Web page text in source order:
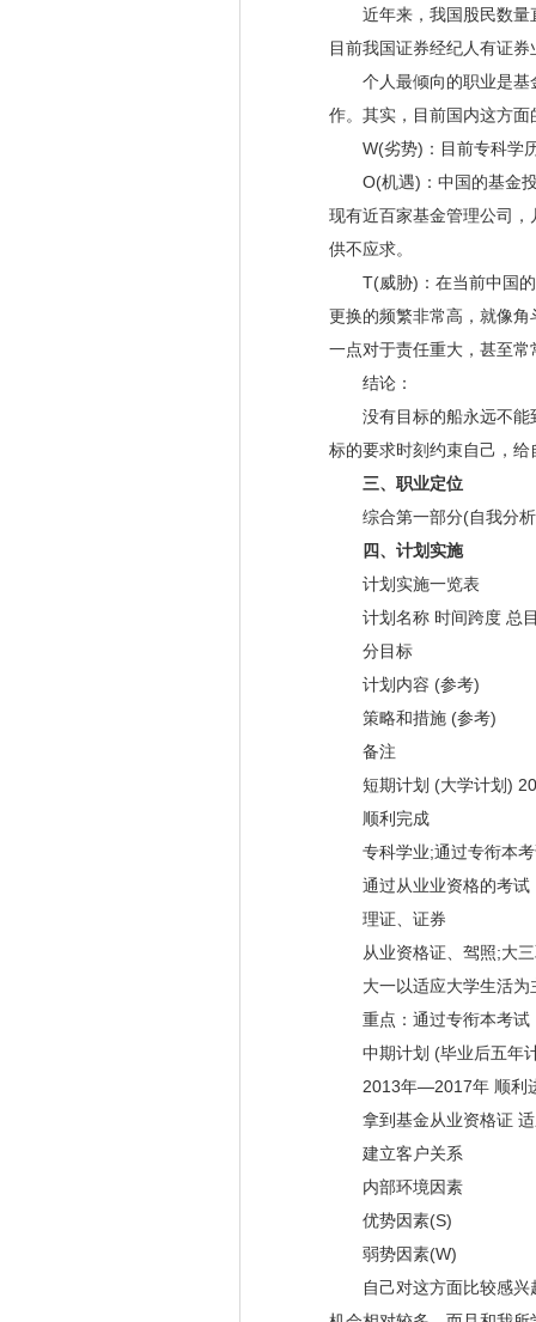
近年来，我国股民数量
目前我国证券经纪人有证
个人最倾向的职业是基
作。其实，目前国内这方
W(劣势)：目前专科学历
O(机遇)：中国的基金投
现有近百家基金管理公司
供不应求。
T(威胁)：在当前中国的
更换的频繁非常高，就像
一点对于责任重大，甚至
结论：
没有目标的船永远不能
标的要求时刻约束自己，
三、职业定位
综合第一部分(自我分析)
四、计划实施
计划实施一览表
计划名称 时间跨度 总
分目标
计划内容 (参考)
策略和措施 (参考)
备注
短期计划 (大学计划)
顺利完成
专科学业;通过专衔本考
通过从业业资格的考试
理证、证券
从业资格证、驾照;大三
大一以适应大学生活为
重点：通过专衔本考试
中期计划 (毕业后五年
2013年—2017年 顺利进
拿到基金从业资格证 适
建立客户关系
内部环境因素
优势因素(S)
弱势因素(W)
自己对这方面比较感兴